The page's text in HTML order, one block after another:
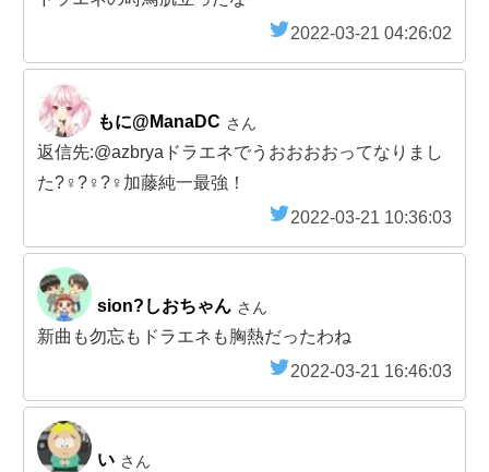
2022-03-21 04:26:02
もに@ManaDC さん
返信先:@azbryaドラエネでうおおおおってなりまし
た?‍♀️?‍♀️?‍♀️加藤純一最強！
2022-03-21 10:36:03
sion?しおちゃん さん
新曲も勿忘もドラエネも胸熱だったわね
2022-03-21 16:46:03
い さん